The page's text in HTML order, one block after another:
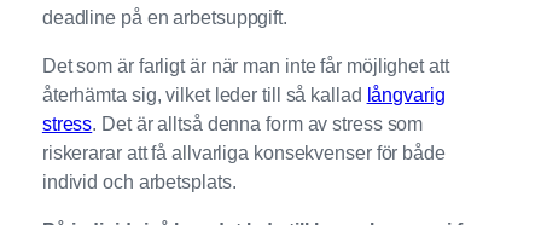
deadline på en arbetsuppgift.
Det som är farligt är när man inte får möjlighet att
återhämta sig, vilket leder till så kallad långvarig
stress. Det är alltså denna form av stress som
riskerarar att få allvarliga konsekvenser för både
individ och arbetsplats.